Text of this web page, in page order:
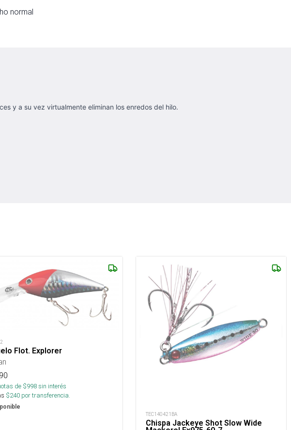
normal
y a su vez virtualmente eliminan los enredos del hilo.
Flot. Explorer
de $998sin interés
$240 por transferencia.
TEC140421BA
Chispa Jackeye Shot Slow Wide